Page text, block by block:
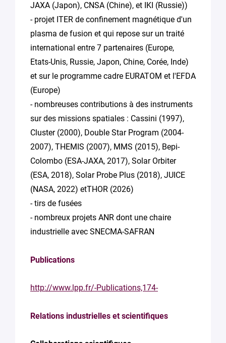
JAXA (Japon), CNSA (Chine), et IKI (Russie))
- projet ITER de confinement magnétique d'un
plasma de fusion et qui repose sur un traité
international entre 7 partenaires (Europe,
Etats-Unis, Russie, Japon, Chine, Corée, Inde)
et sur le programme cadre EURATOM et l'EFDA
(Europe)
- nombreuses contributions à des instruments
sur des missions spatiales : Cassini (1997),
Cluster (2000), Double Star Program (2004-
2007), THEMIS (2007), MMS (2015), Bepi-
Colombo (ESA-JAXA, 2017), Solar Orbiter
(ESA, 2018), Solar Probe Plus (2018), JUICE
(NASA, 2022) etTHOR (2026)
- tirs de fusées
- nombreux projets ANR dont une chaire
industrielle avec SNECMA-SAFRAN
Publications
http://www.lpp.fr/-Publications,174-
Relations industrielles et scientifiques